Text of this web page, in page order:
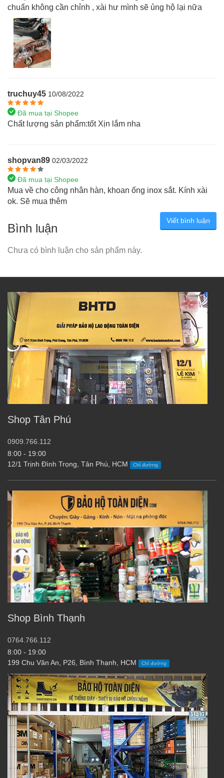
chuẩn không cần chỉnh , xài hư mình sẽ ủng hộ lại nữa
truchuy45 10/08/2022
Đã mua tại Shopee
Chất lượng sản phẩm:tốt Xịn lắm nha
shopvan89 02/03/2022
Đã mua tại Shopee
Mua về cho công nhân hàn, khoan ống inox sắt. Kính xài
ok. Sẽ mua thêm
Viết bình luận
Bình luận
Chưa có bình luận cho sản phẩm này.
Shop Tân Phú
0909.766.112
8:00 - 19:00
12/1 Trịnh Đình Trọng, Tân Phú, HCM
Chỉ đường
Shop Bình Thạnh
0764.766.112
8:00 - 19:00
199 Chu Văn An, P26, Bình Thạnh, HCM
Chỉ đường